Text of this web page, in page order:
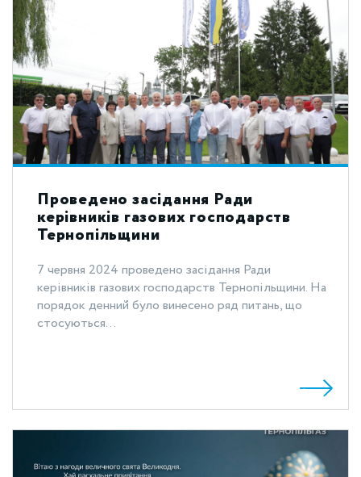
Проведено засідання Ради
керівників газових господарств
Тернопільщини
7 червня 2024 проведено засідання Ради
керівників газових господарств Тернопільщини. На
порядок денний було винесено ряд питань, що
стосуються...